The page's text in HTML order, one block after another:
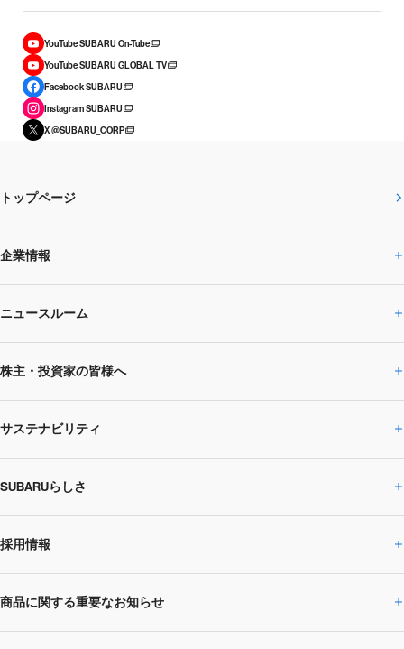
YouTube SUBARU On-Tube
YouTube SUBARU GLOBAL TV
Facebook SUBARU
Instagram SUBARU
X @SUBARU_CORP
トップページ
企業情報
企業情報トップ
SUBARUのありたい姿
SUBARU 2025方針
事業所・関係会社
ニュースルーム
ニュースルームトップ
ニュースリリース
閉じる
株主・投資家の皆様へ
株主・投資家の皆様へトップ
企業・経営
IRライブラリー
株主・投資家サポート
サステナビリティ
サステナビリティトップ
CEOサステナビリティ
環境
SUBARUらしさ
SUBARUらしさトップ
SUBARUびと
採用情報
採用情報トップ
商品に関する重要なお知らせ